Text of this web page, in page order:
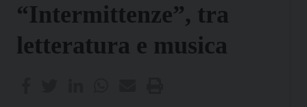
“Intermittenze”, tra
letteratura e musica